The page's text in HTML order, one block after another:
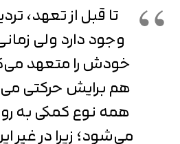
تا قبل از تعهد،
وجود دارد ولی
خودش را متعهد
هم برایش حرکتی
همه نوع کمکی به
می‌شود؛ زیرا در غیر